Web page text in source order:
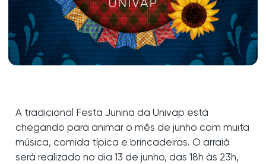
A tradicional Festa Junina da Univap está
chegando para animar o mês de junho com muita
música, comida típica e brincadeiras. O arraiá
será realizado no dia 13 de junho, das 18h às 23h,